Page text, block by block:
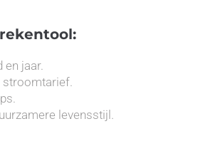
en jaar.
stroomtarief.
levensstijl.